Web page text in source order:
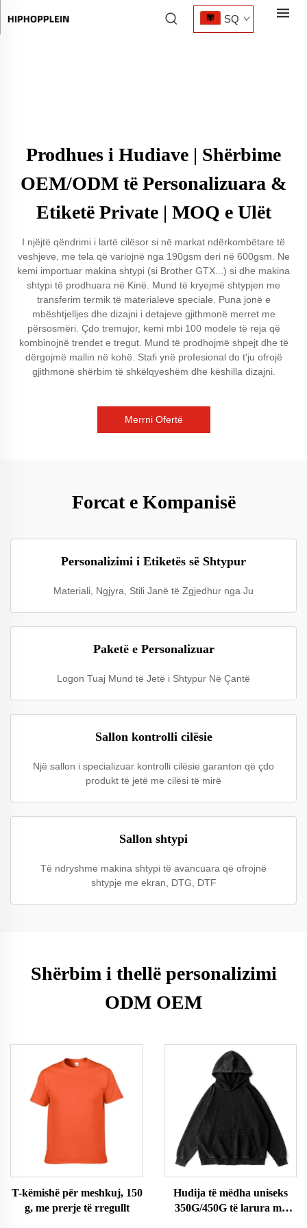
SQ
Prodhues i Hudiave | Shërbime
OEM/ODM të Personalizuara &
Etiketë Private | MOQ e Ulët
I njëjtë qëndrimi i lartë cilësor si në markat ndërkombëtare të
veshjeve, me tela që variojnë nga 190gsm deri në 600gsm. Ne
kemi importuar makina shtypi (si Brother GTX...) si dhe makina
shtypi të prodhuara në Kinë. Mund të kryejmë shtypjen me
transferim termik të materialeve speciale. Puna jonë e
mbështjelljes dhe dizajni i detajeve gjithmonë merret me
përsosmëri. Çdo tremujor, kemi mbi 100 modele të reja që
kombinojnë trendet e tregut. Mund të prodhojmë shpejt dhe të
dërgojmë mallin në kohë. Stafi ynë profesional do t'ju ofrojë
gjithmonë shërbim të shkëlqyeshëm dhe këshilla dizajni.
Merrni Ofertë
Forcat e Kompanisë
Personalizimi i Etiketës së Shtypur
Materiali, Ngjyra, Stili Janë të Zgjedhur nga Ju
Paketë e Personalizuar
Logon Tuaj Mund të Jetë i Shtypur Në Çantë
Sallon kontrolli cilësie
Një sallon i specializuar kontrolli cilësie garanton që çdo
produkt të jetë me cilësi të mirë
Sallon shtypi
Të ndryshme makina shtypi të avancuara që ofrojnë
shtypje me ekran, DTG, DTF
Shërbim i thellë personalizimi
ODM OEM
T-këmishë për meshkuj, 150
g, me prerje të rregullt
Hudija të mëdha uniseks
350G/450G të larura me